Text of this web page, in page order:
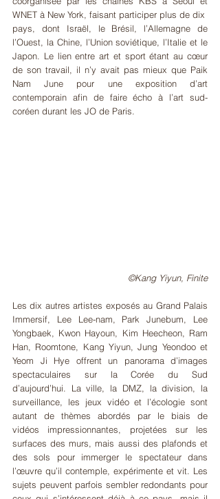
WNET à New York, faisant participer plus de dix
pays, dont Israël, le Brésil, l’Allemagne de
l’Ouest, la Chine, l’Union soviétique, l’Italie et le
Japon. Le lien entre art et sport étant au cœur
de son travail, il n’y avait pas mieux que Paik
Nam June pour une exposition d’art
contemporain afin de faire écho à l’art sud-
coréen durant les JO de Paris.
©Kang Yiyun, Finite
Les dix autres artistes exposés au Grand Palais
Immersif, Lee Lee-nam, Park Junebum, Lee
Yongbaek, Kwon Hayoun, Kim Heecheon, Ram
Han, Roomtone, Kang Yiyun, Jung Yeondoo et
Yeom Ji Hye offrent un panorama d’images
spectaculaires sur la Corée du Sud
d’aujourd’hui. La ville, la DMZ, la division, la
surveillance, les jeux vidéo et l’écologie sont
autant de thèmes abordés par le biais de
vidéos impressionnantes, projetées sur les
surfaces des murs, mais aussi des plafonds et
des sols pour immerger le spectateur dans
l’œuvre qu’il contemple, expérimente et vit. Les
sujets peuvent parfois sembler redondants pour